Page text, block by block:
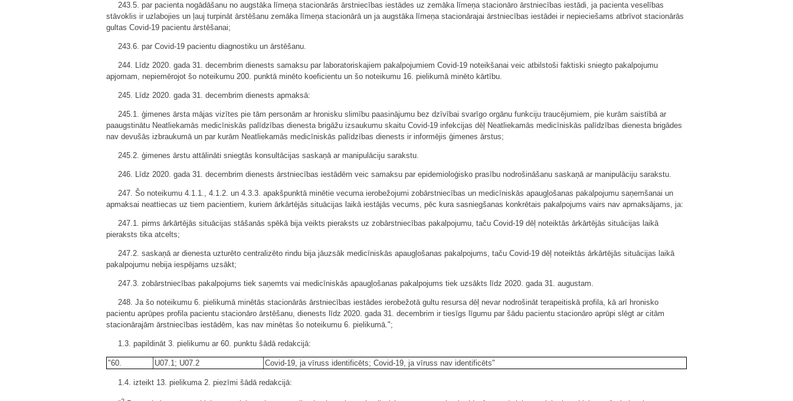
243.5. par pacienta nogādāšanu no augstāka līmeņa stacionārās ārstniecības iestādes uz zemāka līmeņa stacionāro ārstniecības iestādi, ja pacienta veselības
stāvoklis ir uzlabojies un ļauj turpināt ārstēšanu zemāka līmeņa stacionārā un ja augstāka līmeņa stacionārajai ārstniecības iestādei ir nepieciešams atbrīvot stacionārās
gultas Covid-19 pacientu ārstēšanai;
243.6. par Covid-19 pacientu diagnostiku un ārstēšanu.
244. Līdz 2020. gada 31. decembrim dienests samaksu par laboratoriskajiem pakalpojumiem Covid-19 noteikšanai veic atbilstoši faktiski sniegto pakalpojumu
apjomam, nepiemērojot šo noteikumu 200. punktā minēto koeficientu un šo noteikumu 16. pielikumā minēto kārtību.
245. Līdz 2020. gada 31. decembrim dienests apmaksā:
245.1. ģimenes ārsta mājas vizītes pie tām personām ar hronisku slimību paasinājumu bez dzīvībai svarīgo orgānu funkciju traucējumiem, pie kurām saistībā ar
paaugstinātu Neatliekamās medicīniskās palīdzības dienesta brigāžu izsaukumu skaitu Covid-19 infekcijas dēļ Neatliekamās medicīniskās palīdzības dienesta brigādes
nav devušās izbraukumā un par kurām Neatliekamās medicīniskās palīdzības dienests ir informējis ģimenes ārstus;
245.2. ģimenes ārstu attālināti sniegtās konsultācijas saskaņā ar manipulāciju sarakstu.
246. Līdz 2020. gada 31. decembrim dienests ārstniecības iestādēm veic samaksu par epidemioloģisko prasību nodrošināšanu saskaņā ar manipulāciju sarakstu.
247. Šo noteikumu 4.1.1., 4.1.2. un 4.3.3. apakšpunktā minētie vecuma ierobežojumi zobārstniecības un medicīniskās apaugļošanas pakalpojumu saņemšanai un
apmaksai neattiecas uz tiem pacientiem, kuriem ārkārtējās situācijas laikā iestājās vecums, pēc kura sasniegšanas konkrētais pakalpojums vairs nav apmaksājams, ja:
247.1. pirms ārkārtējās situācijas stāšanās spēkā bija veikts pieraksts uz zobārstniecības pakalpojumu, taču Covid-19 dēļ noteiktās ārkārtējās situācijas laikā
pieraksts tika atcelts;
247.2. saskaņā ar dienesta uzturēto centralizēto rindu bija jāuzsāk medicīniskās apaugļošanas pakalpojums, taču Covid-19 dēļ noteiktās ārkārtējās situācijas laikā
pakalpojumu nebija iespējams uzsākt;
247.3. zobārstniecības pakalpojums tiek saņemts vai medicīniskās apaugļošanas pakalpojums tiek uzsākts līdz 2020. gada 31. augustam.
248. Ja šo noteikumu 6. pielikumā minētās stacionārās ārstniecības iestādes ierobežotā gultu resursa dēļ nevar nodrošināt terapeitiskā profila, kā arī hronisko
pacientu aprūpes profila pacientu stacionāro ārstēšanu, dienests līdz 2020. gada 31. decembrim ir tiesīgs līgumu par šādu pacientu stacionāro aprūpi slēgt ar citām
stacionārajām ārstniecības iestādēm, kas nav minētas šo noteikumu 6. pielikumā.";
1.3. papildināt 3. pielikumu ar 60. punktu šādā redakcijā:
"60. U07.1; U07.2 Covid-19, ja vīruss identificēts; Covid-19, ja vīruss nav identificēts"
1.4. izteikt 13. pielikuma 2. piezīmi šādā redakcijā: